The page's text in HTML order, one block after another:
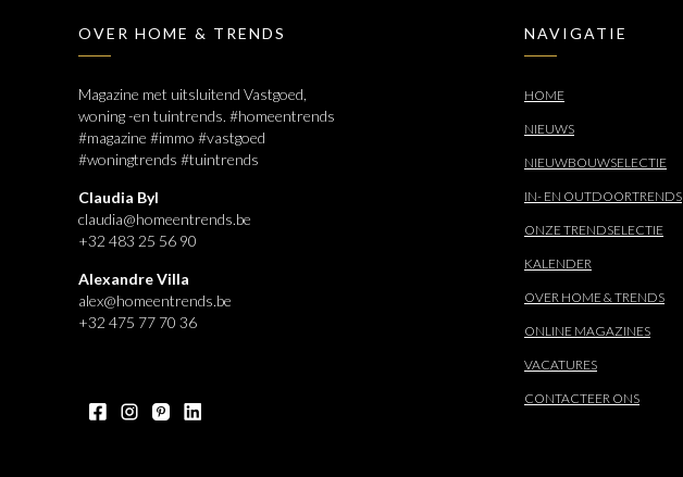
OVER HOME & TRENDS
Magazine met uitsluitend Vastgoed,
woning -en tuintrends. #homeentrends
#magazine #immo #vastgoed
#woningtrends #tuintrends
Claudia Byl
claudia@homeentrends.be
+32 483 25 56 90
Alexandre Villa
alex@homeentrends.be
+32 475 77 70 36
NAVIGATIE
HOME
NIEUWS
NIEUWBOUWSELECTIE
IN- EN OUTDOORTRENDS
ONZE TRENDSELECTIE
KALENDER
OVER HOME & TRENDS
ONLINE MAGAZINES
VACATURES
CONTACTEER ONS